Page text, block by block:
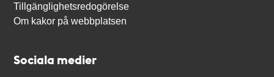
Tillgänglighetsredogörelse
Om kakor på webbplatsen
Sociala medier